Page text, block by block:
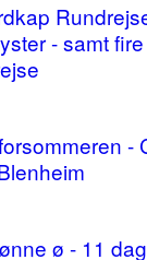
- samt
-
ø - 11